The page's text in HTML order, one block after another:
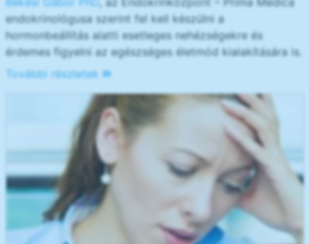
endokrinológusa szerint fel kell készülni a
hormonbeállítás alatti esetleges nehézségekre és
érdemes figyelni az egészséges életmód kialakítására is.
További részletek